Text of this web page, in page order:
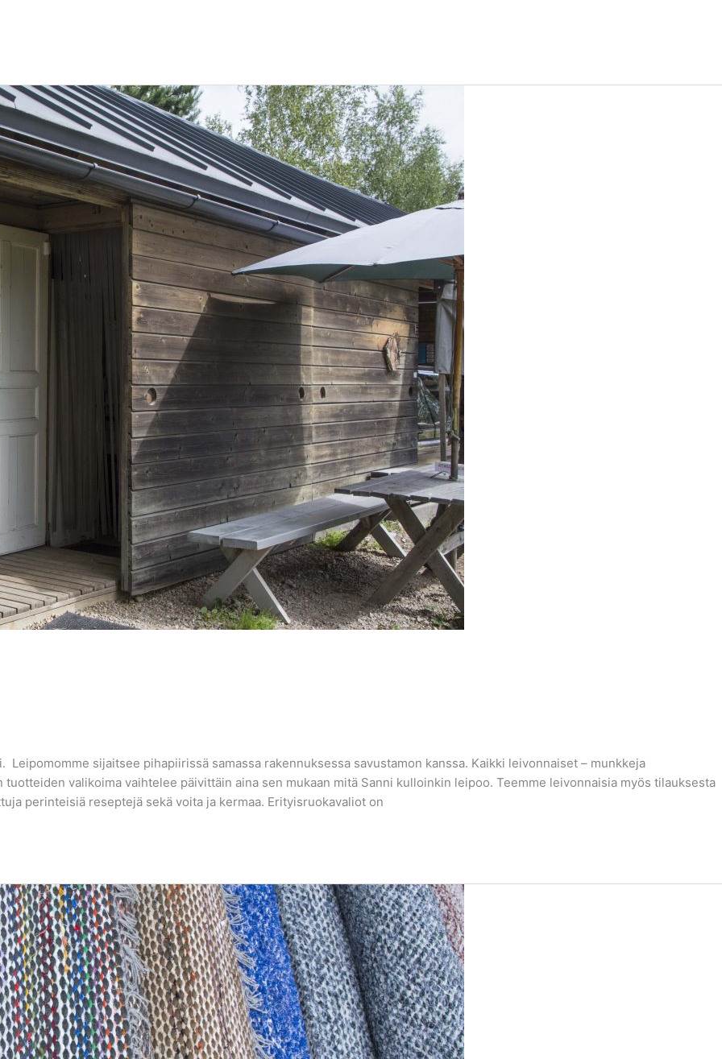
sijaitsee pihapiirissä samassa rakennuksessa savustamon kanssa. Kaikki leivonnaiset – munkkeja
valikoima vaihtelee päivittäin aina sen mukaan mitä Sanni kulloinkin leipoo. Teemme leivonnaisia myös tilauksesta
perinteisiä reseptejä sekä voita ja kermaa. Erityisruokavaliot on